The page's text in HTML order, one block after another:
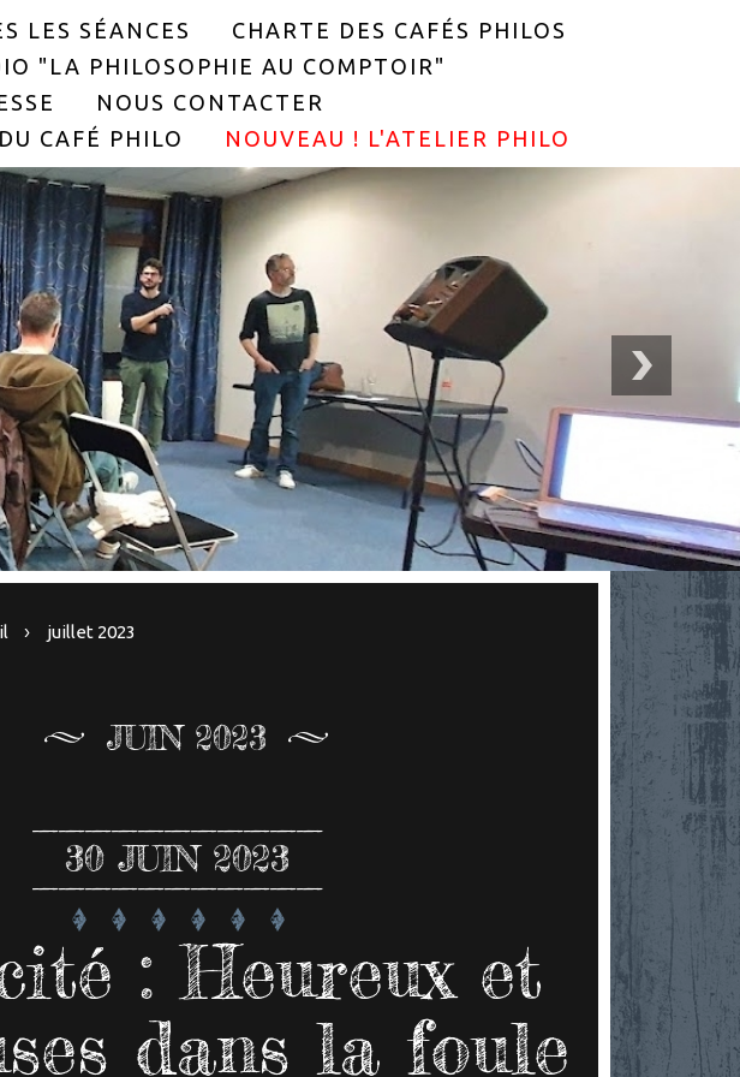
LES SÉANCES
CHARTE DES CAFÉS PHILOS
"LA PHILOSOPHIE AU COMPTOIR"
NOUS CONTACTER
CAFÉ PHILO
NOUVEAU ! L'ATELIER PHILO
juillet 2023
JUIN 2023
30 JUIN 2023
: Heureux et
dans la foule